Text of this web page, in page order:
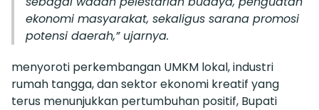
ekonomi masyarakat, sekaligus sarana promosi
potensi daerah,” ujarnya.
menyoroti perkembangan UMKM lokal, industri
rumah tangga, dan sektor ekonomi kreatif yang
terus menunjukkan pertumbuhan positif, Bupati